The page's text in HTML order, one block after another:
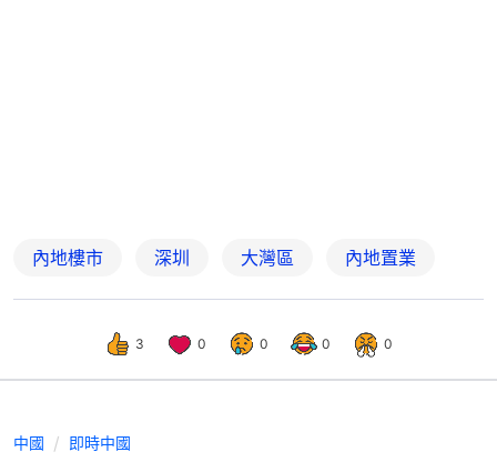
內地樓市 深圳 大灣區 內地置業
3 0 0 0 0
中國 即時中國